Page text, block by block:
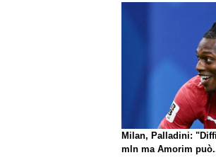
Milan, Palladini:
mln ma Amorim